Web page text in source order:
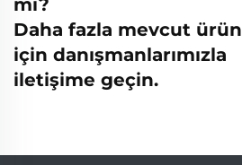
mı?
Daha fazla mevcut ürün
için danışmanlarımızla
iletişime geçin.